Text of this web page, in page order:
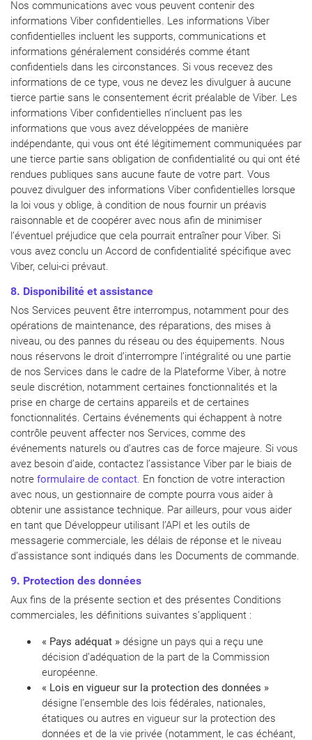
Nos communications avec vous peuvent contenir des
informations Viber confidentielles. Les informations Viber
confidentielles incluent les supports, communications et
informations généralement considérés comme étant
confidentiels dans les circonstances. Si vous recevez des
informations de ce type, vous ne devez les divulguer à aucune
tierce partie sans le consentement écrit préalable de Viber. Les
informations Viber confidentielles n’incluent pas les
informations que vous avez développées de manière
indépendante, qui vous ont été légitimement communiquées par
une tierce partie sans obligation de confidentialité ou qui ont été
rendues publiques sans aucune faute de votre part. Vous
pouvez divulguer des informations Viber confidentielles lorsque
la loi vous y oblige, à condition de nous fournir un préavis
raisonnable et de coopérer avec nous afin de minimiser
l’éventuel préjudice que cela pourrait entraîner pour Viber. Si
vous avez conclu un Accord de confidentialité spécifique avec
Viber, celui-ci prévaut.
8. Disponibilité et assistance
Nos Services peuvent être interrompus, notamment pour des
opérations de maintenance, des réparations, des mises à
niveau, ou des pannes du réseau ou des équipements. Nous
nous réservons le droit d’interrompre l’intégralité ou une partie
de nos Services dans le cadre de la Plateforme Viber, à notre
seule discrétion, notamment certaines fonctionnalités et la
prise en charge de certains appareils et de certaines
fonctionnalités. Certains événements qui échappent à notre
contrôle peuvent affecter nos Services, comme des
événements naturels ou d’autres cas de force majeure. Si vous
avez besoin d’aide, contactez l’assistance Viber par le biais de
notre formulaire de contact. En fonction de votre interaction
avec nous, un gestionnaire de compte pourra vous aider à
obtenir une assistance technique. Par ailleurs, pour vous aider
en tant que Développeur utilisant l’API et les outils de
messagerie commerciale, les délais de réponse et le niveau
d’assistance sont indiqués dans les Documents de commande.
9. Protection des données
Aux fins de la présente section et des présentes Conditions
commerciales, les définitions suivantes s’appliquent :
« Pays adéquat » désigne un pays qui a reçu une
décision d’adéquation de la part de la Commission
européenne.
« Lois en vigueur sur la protection des données »
désigne l’ensemble des lois fédérales, nationales,
étatiques ou autres en vigueur sur la protection des
données et de la vie privée (notamment, le cas échéant,